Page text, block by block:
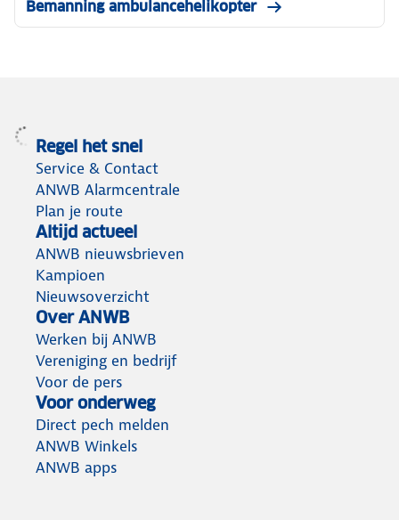
Bemanning ambulancehelikopter
Regel het snel
Service & Contact
ANWB Alarmcentrale
Plan je route
Altijd actueel
ANWB nieuwsbrieven
Kampioen
Nieuwsoverzicht
Over ANWB
Werken bij ANWB
Vereniging en bedrijf
Voor de pers
Voor onderweg
Direct pech melden
ANWB Winkels
ANWB apps